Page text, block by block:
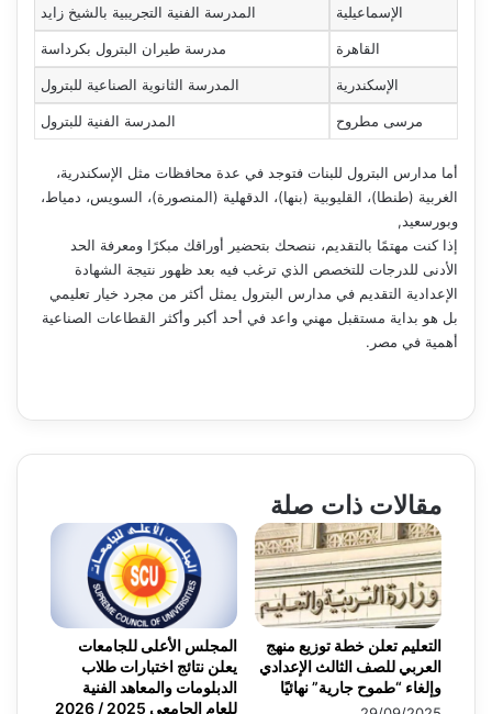
الإسماعيلية المدرسة الفنية التجريبية بالشيخ زايد
القاهرة مدرسة طيران البترول بكرداسة
الإسكندرية المدرسة الثانوية الصناعية للبترول
مرسى مطروح المدرسة الفنية للبترول
أما مدارس البترول للبنات فتوجد في عدة محافظات مثل الإسكندرية،
الغربية (طنطا)، القليوبية (بنها)، الدقهلية (المنصورة)، السويس، دمياط،
وبورسعيد,
إذا كنت مهتمًا بالتقديم، ننصحك بتحضير أوراقك مبكرًا ومعرفة الحد
الأدنى للدرجات للتخصص الذي ترغب فيه بعد ظهور نتيجة الشهادة
الإعدادية التقديم في مدارس البترول يمثل أكثر من مجرد خيار تعليمي
بل هو بداية مستقبل مهني واعد في أحد أكبر وأكثر القطاعات الصناعية
أهمية في مصر.
مقالات ذات صلة
المجلس الأعلى للجامعات
يعلن نتائج اختبارات طلاب
الدبلومات والمعاهد الفنية
للعام الجامعي 2025 / 2026
التعليم تعلن خطة توزيع منهج
العربي للصف الثالث الإعدادي
وإلغاء “طموح جارية” نهائيًا